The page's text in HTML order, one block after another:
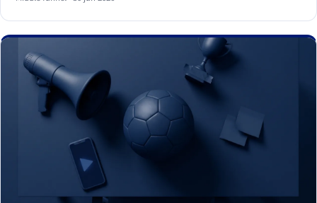
invierte en los extremos (notoriedad y precio) y deja ese centro
vacío, que es justo donde se gana o se pierde la venta frente a la
marca blanca.